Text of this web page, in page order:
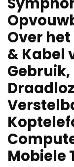
Over
& Kabel
Mobiele